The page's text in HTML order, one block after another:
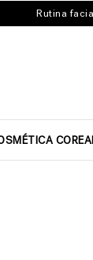
Rutina facial